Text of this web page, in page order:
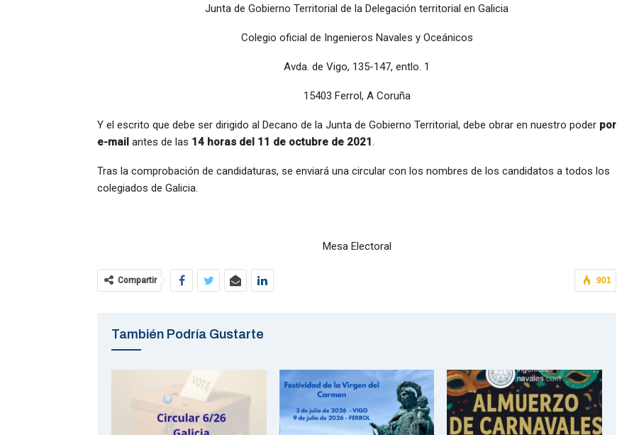
Junta de Gobierno Territorial de la Delegación territorial en Galicia
Colegio oficial de Ingenieros Navales y Oceánicos
Avda. de Vigo, 135-147, entlo. 1
15403 Ferrol, A Coruña
Y el escrito que debe ser dirigido al Decano de la Junta de Gobierno Territorial, debe obrar en nuestro poder por
e-mail antes de las 14 horas del 11 de octubre de 2021.
Tras la comprobación de candidaturas, se enviará una circular con los nombres de los candidatos a todos los
colegiados de Galicia.
Mesa Electoral
901
Compartir
También Podría Gustarte